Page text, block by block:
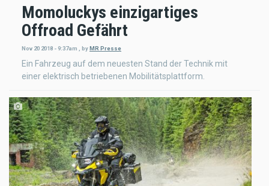
Momoluckys einzigartiges
Offroad Gefährt
Nov 20 2018 - 9:37am byMR Presse
Ein Fahrzeug auf dem neuesten Stand der Technik mit
einer elektrisch betriebenen Mobilitätsplattform.